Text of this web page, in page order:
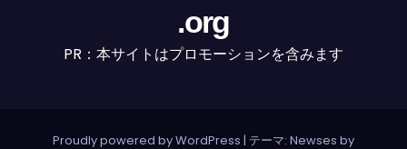
.org
PR：本サイトはプロモーションを含みます
Proudly powered by WordPress | テーマ: Newses by